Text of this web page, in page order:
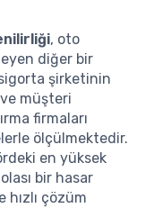
, oto
diğer bir
şirketinin
müşteri
firmaları
ölçülmektedir.
en yüksek
bir hasar
çözüm